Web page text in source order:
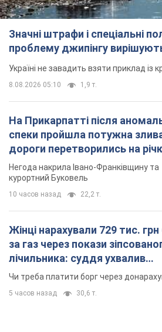
Значні штрафи і спеціальні
проблему джипінгу
Україні не завадить взяти приклад із
8.08.2026 05:10 1,9 т.
На Прикарпатті після
спеки пройшла потужна
дороги перетворились на
Відео
Негода накрила Івано-Франківщину та
курортний Буковель
10 часов назад 22,2 т.
Жінці нарахували 729 тис. грн
за газ через покази
лічильника: суддя ухвалив
неочікуване рішення
Чи треба платити борг через
5 часов назад 30,6 т.